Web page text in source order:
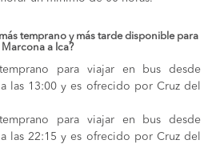
temprano y más tarde disponible para
a Ica?
para viajar en bus desde
las 13:00 y es ofrecido por Cruz del
para viajar en bus desde
las 22:15 y es ofrecido por Cruz del